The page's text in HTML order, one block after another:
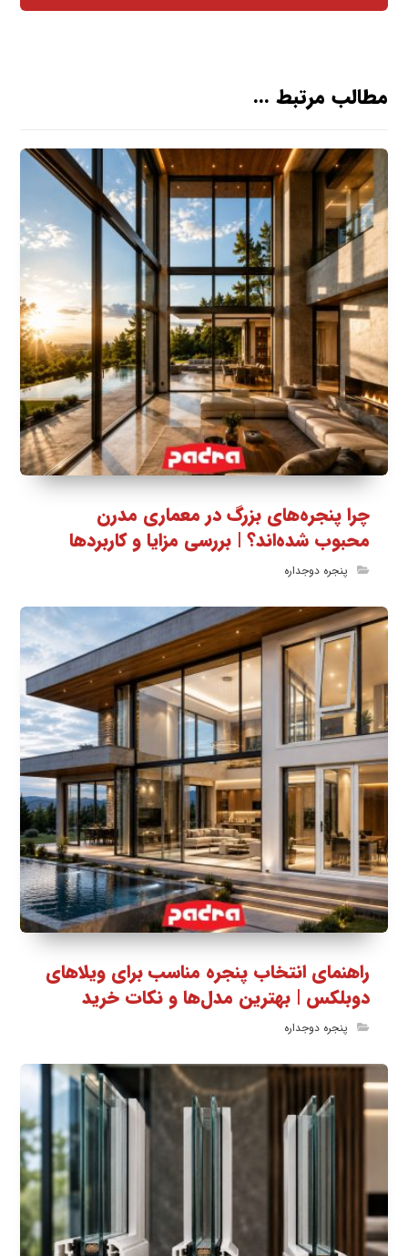
مطالب مرتبط ...
چرا پنجره‌های بزرگ در معماری مدرن
محبوب شده‌اند؟ | بررسی مزایا و کاربردها
پنجره دوجداره
راهنمای انتخاب پنجره مناسب برای ویلاهای
دوبلکس | بهترین مدل‌ها و نکات خرید
پنجره دوجداره